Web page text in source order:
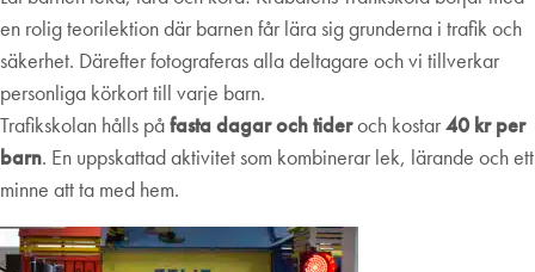
en rolig teorilektion där barnen får lära sig grunderna i trafik och
säkerhet. Därefter fotograferas alla deltagare och vi tillverkar
personliga körkort till varje barn.
Trafikskolan hålls påfasta dagar och tideroch kostar40 kr per
barn. En uppskattad aktivitet som kombinerar lek, lärande och ett
minne att ta med hem.